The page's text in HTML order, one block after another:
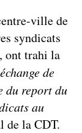
ville de
syndicats
ont trahi la
de
du report du
au
de la CDT.